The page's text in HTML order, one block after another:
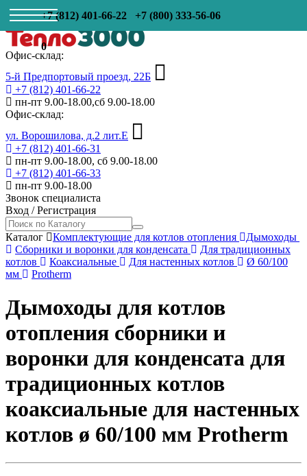
+7 (812) 401-66-22 +7 (800) 333-56-06
0
Офис-склад:
5-й Предпортовый проезд, 22Б
+7 (812) 401-66-22
пн-пт 9.00-18.00,сб 9.00-18.00
Офис-склад:
ул. Ворошилова, д.2 лит.Е
+7 (812) 401-66-31
пн-пт 9.00-18.00, сб 9.00-18.00
+7 (812) 401-66-33
пн-пт 9.00-18.00
Звонок специалиста
Вход /Регистрация
Каталог Комплектующие для котлов отопления
Дымоходы
Сборники и воронки для конденсата
Для традиционных
котлов
Коаксиальные Для настенных котлов
Ø 60/100
мм
Protherm
Дымоходы для котлов
отопления сборники и
воронки для конденсата для
традиционных котлов
коаксиальные для настенных
котлов ø 60/100 мм Protherm